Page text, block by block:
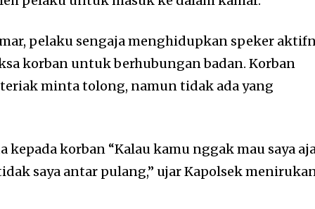
pelaku sengaja menghidupkan speker
korban untuk berhubungan badan. Korban
minta tolong, namun tidak ada yang
kepada korban “Kalau kamu nggak mau saya
saya antar pulang,” ujar Kapolsek